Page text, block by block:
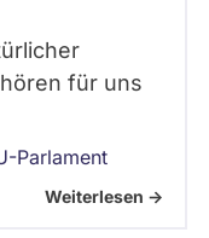
für uns
Parlament
Weiterlesen ->